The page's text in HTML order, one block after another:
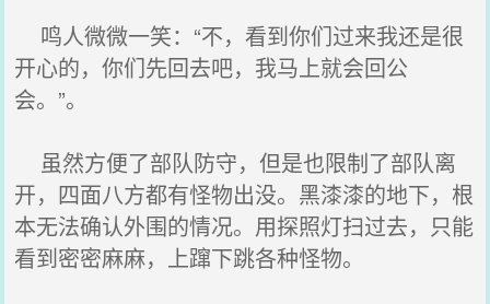
鸣人微微一笑：“不，看到你们过来我还是很
开心的，你们先回去吧，我马上就会回公
会。”。
虽然方便了部队防守，但是也限制了部队离
开，四面八方都有怪物出没。黑漆漆的地下，根
本无法确认外围的情况。用探照灯扫过去，只能
看到密密麻麻，上蹿下跳各种怪物。